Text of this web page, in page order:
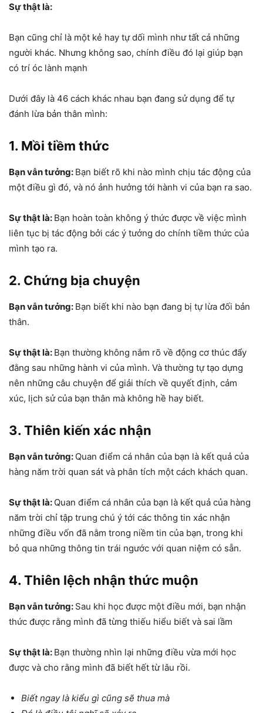
Sự thật là:
Bạn cũng chỉ là một kẻ hay tự dối mình như tất cả những
người khác. Nhưng không sao, chính điều đó lại giúp bạn
có trí óc lành mạnh
Dưới đây là 46 cách khác nhau bạn đang sử dụng để tự
đánh lừa bản thân mình:
1. Mồi tiềm thức
Bạn vẫn tưởng: Bạn biết rõ khi nào mình chịu tác động của
một điều gì đó, và nó ảnh hưởng tới hành vi của bạn ra sao.
Sự thật là: Bạn hoàn toàn không ý thức được về việc mình
liên tục bị tác động bởi các ý tưởng do chính tiềm thức của
mình tạo ra.
2. Chứng bịa chuyện
Bạn vẫn tưởng: Bạn biết khi nào bạn đang bị tự lừa đối bản
thân.
Sự thật là: Bạn thường không nắm rõ về động cơ thúc đẩy
đằng sau những hành vi của mình. Và thường tự tạo dựng
nên những câu chuyện để giải thích về quyết định, cảm
xúc, lịch sử của bạn thân mà không hề hay biết.
3. Thiên kiến xác nhận
Bạn vẫn tưởng: Quan điểm cá nhân của bạn là kết quả của
hàng năm trời quan sát và phân tích một cách khách quan.
Sự thật là: Quan điểm cá nhân của bạn là kết quả của hàng
năm trời chỉ tập trung chú ý tới các thông tin xác nhận
những điều vốn đã nằm trong niềm tin của bạn, trong khi
bỏ qua những thông tin trái ngước với quan niệm có sẵn.
4. Thiên lệch nhận thức muộn
Bạn vẫn tưởng: Sau khi học được một điều mới, bạn nhận
thức được rằng mình đã từng thiếu hiểu biết và sai lầm
Sự thật là: Bạn thường nhìn lại những điều vừa mới học
được và cho rằng mình đã biết hết từ lâu rồi.
Biết ngay là kiểu gì cũng sẽ thua mà